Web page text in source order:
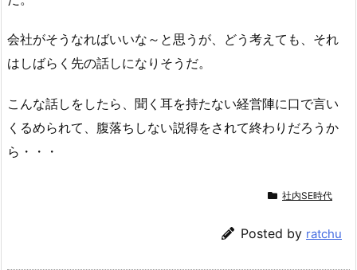
会社がそうなればいいな～と思うが、どう考えても、それ
はしばらく先の話しになりそうだ。
こんな話しをしたら、聞く耳を持たない経営陣に口で言い
くるめられて、腹落ちしない説得をされて終わりだろうか
ら・・・
社内SE時代
Posted by ratchu